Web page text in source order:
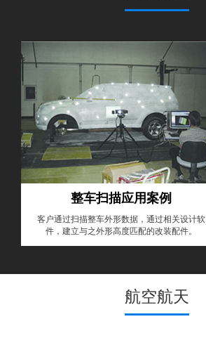
整车扫描应用案例
客户通过扫描整车外形数据，通过相关设计软
件，建立与之外形高度匹配的改装配件。
航空航天